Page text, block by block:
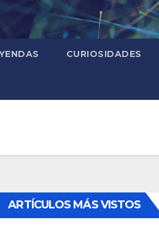
CURIOSIDADES
ARTÍCULOS MÁS VISTOS